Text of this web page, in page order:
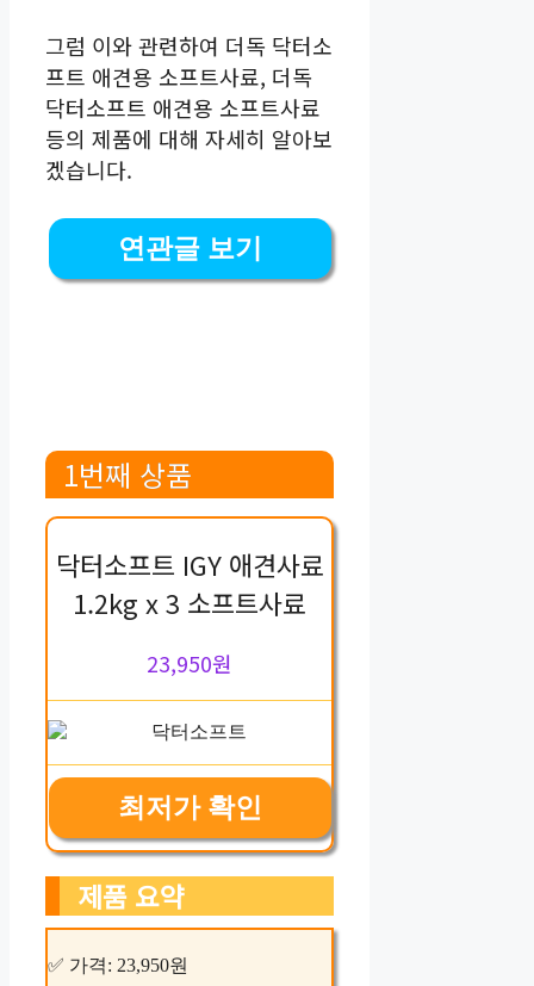
그럼 이와 관련하여 더독 닥터소
프트 애견용 소프트사료, 더독
닥터소프트 애견용 소프트사료
등의 제품에 대해 자세히 알아보
겠습니다.
연관글 보기
1번째 상품
닥터소프트 IGY 애견사료
1.2kg x 3 소프트사료
23,950원
최저가 확인
제품 요약
✅ 가격: 23,950원